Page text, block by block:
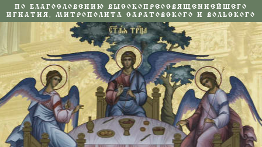
ПО БЛАГОСЛОВЕНИЮ ВЫСОКОПРЕОСВЯЩЕННЕЙШЕГО
ИГНАТИЯ, МИТРОПОЛИТА САРАТОВСКОГО И ВОЛЬСКОГО